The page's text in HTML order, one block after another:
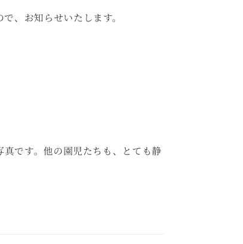
、お知らせいたします。
です。他の園児たちも、とても静